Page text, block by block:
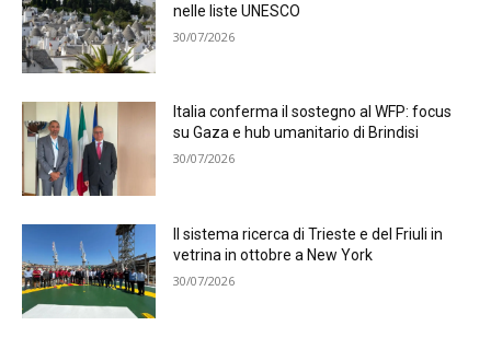
nelle liste UNESCO
30/07/2026
Italia conferma il sostegno al WFP: focus
su Gaza e hub umanitario di Brindisi
30/07/2026
Il sistema ricerca di Trieste e del Friuli in
vetrina in ottobre a New York
30/07/2026